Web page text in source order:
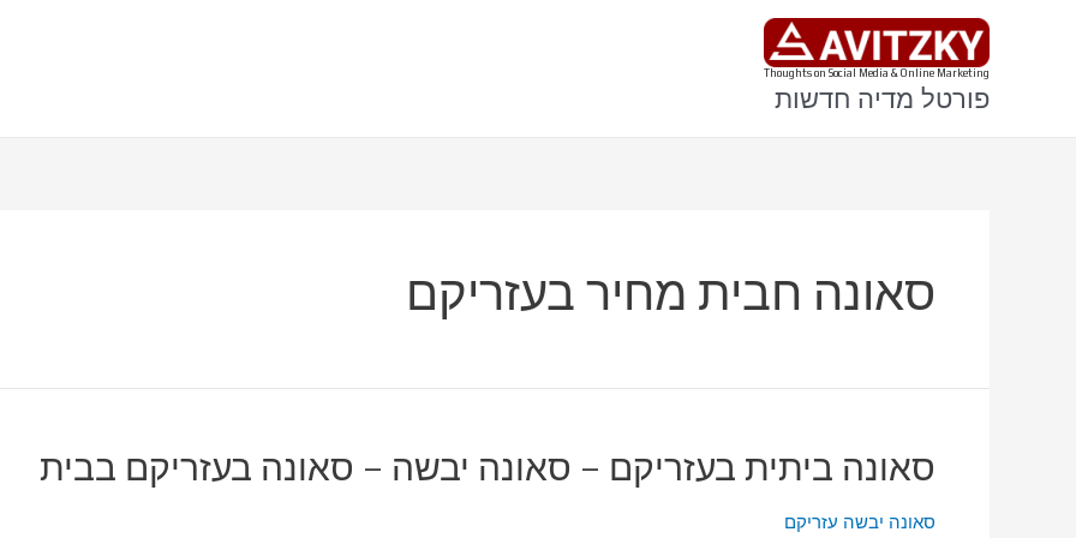
Thoughts on Social Media & Online Marketing
פורטל מדיה חדשות
סאונה חבית מחיר בעזריקם
סאונה ביתית בעזריקם – סאונה יבשה – סאונה בעזריקם בבית
סאונה יבשה עזריקם